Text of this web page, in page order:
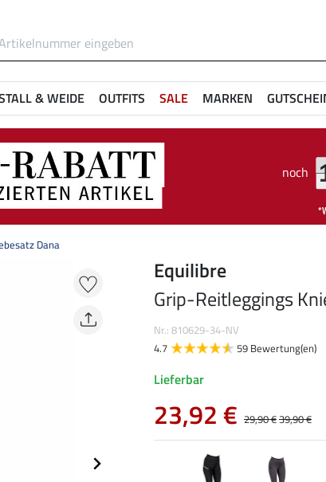
& WEIDE OUTFITS SALE MARKEN
noch
Dana
Equilibre
Grip-Reitleggings
Nr.: 810629-34-NV
4.7
59 Bewertung(en)
Lieferbar
23,92 € 29,90 €39,90 €